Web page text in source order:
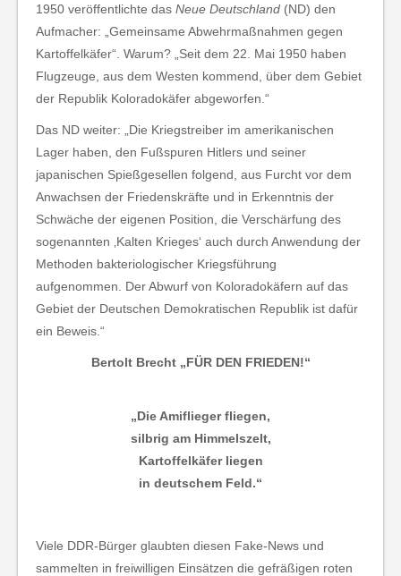
1950 veröffentlichte das Neue Deutschland (ND) den
Aufmacher: „Gemeinsame Abwehrmaßnahmen gegen
Kartoffelkäfer“. Warum? „Seit dem 22. Mai 1950 haben
Flugzeuge, aus dem Westen kommend, über dem Gebiet
der Republik Koloradokäfer abgeworfen.“
Das ND weiter: „Die Kriegstreiber im amerikanischen
Lager haben, den Fußspuren Hitlers und seiner
japanischen Spießgesellen folgend, aus Furcht vor dem
Anwachsen der Friedenskräfte und in Erkenntnis der
Schwäche der eigenen Position, die Verschärfung des
sogenannten ‚Kalten Krieges‘ auch durch Anwendung der
Methoden bakteriologischer Kriegsführung
aufgenommen. Der Abwurf von Koloradokäfern auf das
Gebiet der Deutschen Demokratischen Republik ist dafür
ein Beweis.“
Bertolt Brecht „FÜR DEN FRIEDEN!“
„Die Amiflieger fliegen,
silbrig am Himmelszelt,
Kartoffelkäfer liegen
in deutschem Feld.“
Viele DDR-Bürger glaubten diesen Fake-News und
sammelten in freiwilligen Einsätzen die gefräßigen roten